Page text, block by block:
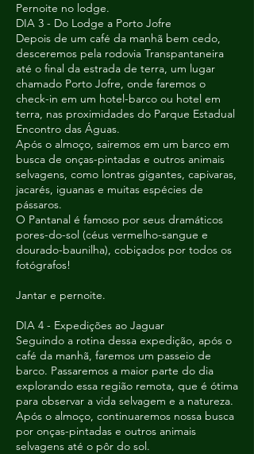
Pernoite no lodge.
DIA 3 - Do Lodge a Porto Jofre
Depois de um café da manhã bem cedo,
desceremos pela rodovia Transpantaneira
até o final da estrada de terra, um lugar
chamado Porto Jofre, onde faremos o
check-in em um hotel-barco ou hotel em
terra, nas proximidades do Parque Estadual
Encontro das Águas.
Após o almoço, sairemos em um barco em
busca de onças-pintadas e outros animais
selvagens, como lontras gigantes, capivaras,
jacarés, iguanas e muitas espécies de
pássaros.
O Pantanal é famoso por seus dramáticos
pores-do-sol (céus vermelho-sangue e
dourado-baunilha), cobiçados por todos os
fotógrafos!
Jantar e pernoite.
DIA 4 - Expedições ao Jaguar
Seguindo a rotina dessa expedição, após o
café da manhã, faremos um passeio de
barco. Passaremos a maior parte do dia
explorando essa região remota, que é ótima
para observar a vida selvagem e a natureza.
Após o almoço, continuaremos nossa busca
por onças-pintadas e outros animais
selvagens até o pôr do sol.